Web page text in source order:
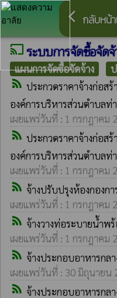
arrow_back_ios กลับหน้
cast ระบบการจัดซื้อจัด
แผนการจัดซื้อจัดจ้าง
rss_feed ประกวดราคาจ้างก่อส
องค์การบริหารส่วนตำบลท่
เผยแพร่วันที่ : 1 กรกฎาคม
rss_feed ประกวดราคาจ้างก่อส
องค์การบริหารส่วนตำบลท่
เผยแพร่วันที่ : 1 กรกฎาคม
rss_feed จ้างปรับปรุงห้องกองก
เผยแพร่วันที่ : 1 กรกฎาคม
rss_feed จ้างวางท่อระบายน้ำพ
เผยแพร่วันที่ : 1 กรกฎาคม
rss_feed จ้างประกอบอาหารกล
เผยแพร่วันที่ : 30 มิถุนายน
rss_feed จ้างประกอบอาหารกล